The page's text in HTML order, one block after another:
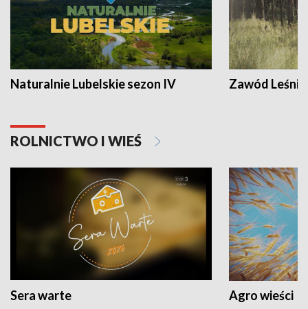
Naturalnie Lubelskie sezon IV Zawód Leśnik
ROLNICTWO I WIEŚ
Sera warte Agro wieści